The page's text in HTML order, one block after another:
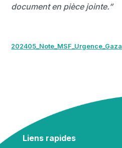
document en pièce jointe.”
202405_Note_MSF_Urgence_Gaza
Liens rapides